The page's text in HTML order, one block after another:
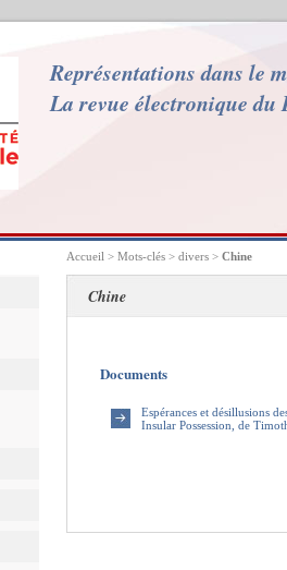
Représentations dans le
La revue électronique du
Accueil > Mots-clés > divers > Chine
Chine
Documents
Espérances et désillusions
Insular Possession, de